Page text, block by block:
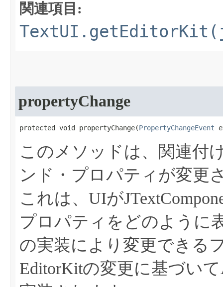
関連項目:
propertyChange
protected void propertyChange​(PropertyChangeEvent
このメソッドは、関連付
ンド・プロパティが変更
これは、UIが
プロパティをどのように
の実装により変更できる
EditorKitの変更に基づい